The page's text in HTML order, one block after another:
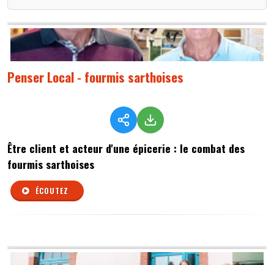
Penser Local - fourmis sarthoises
Être client et acteur d'une épicerie : le combat des
fourmis sarthoises
ÉCOUTEZ